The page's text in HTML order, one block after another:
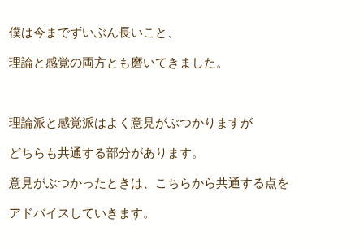
僕は今までずいぶん長いこと、
理論と感覚の両方とも磨いてきました。
理論派と感覚派はよく意見がぶつかりますが
どちらも共通する部分があります。
意見がぶつかったときは、こちらから共通する点を
アドバイスしていきます。